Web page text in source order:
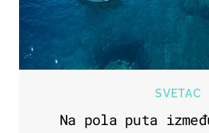
SVETAC
Na pola puta